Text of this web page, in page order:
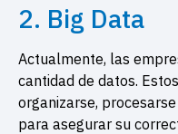
2. Big Data
Actualmente, las
cantidad de datos.
organizarse,
para asegurar su